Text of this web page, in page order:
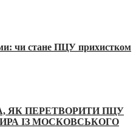
чи стане ПЦУ прихистком
ЯК ПЕРЕТВОРИТИ ПЦУ
ІЗ МОСКОВСЬКОГО